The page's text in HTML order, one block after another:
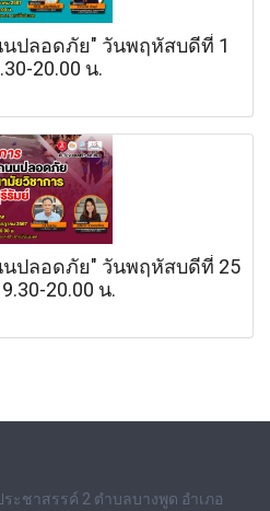
ปลอดภัย" วันพฤหัสบดีที่ 1
20.00 น.
ปลอดภัย" วันพฤหัสบดีที่ 25
20.00 น.
ะชาสรรค์ 2 ตำบลบางพูด อำเภอ